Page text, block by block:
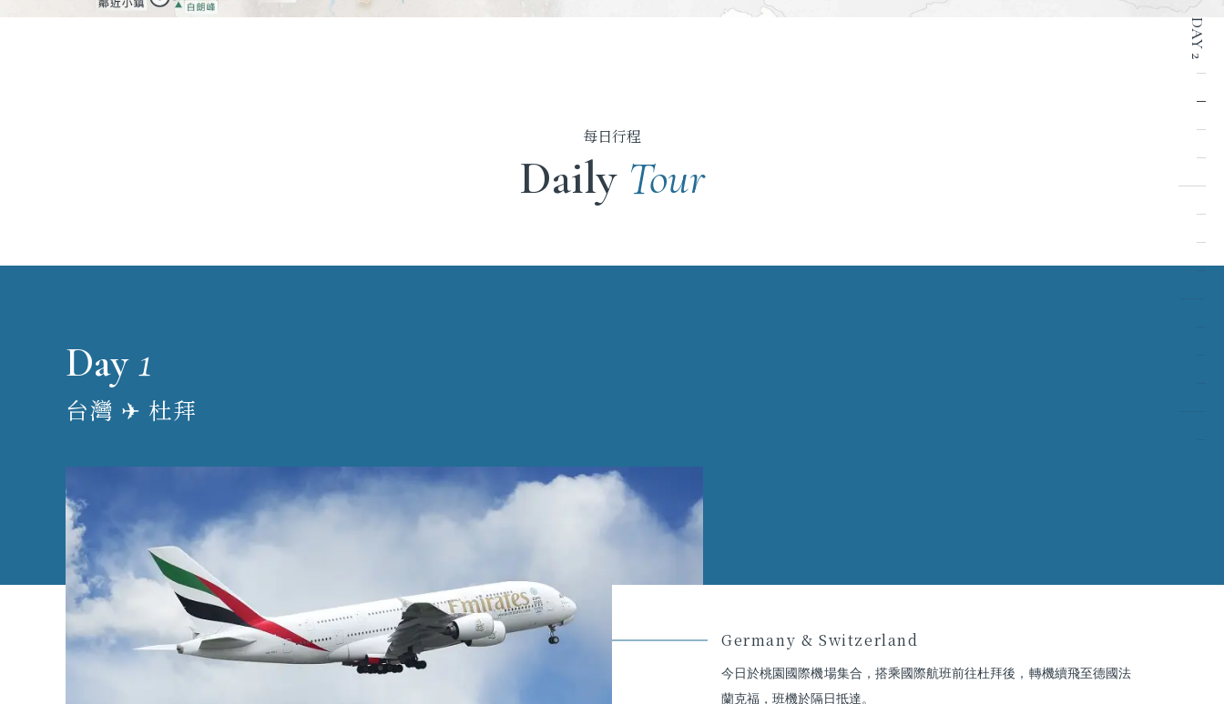
每日行程
Daily Tour
Day1
台灣 ✈︎ 杜拜
Germany & Switzerland
今日於桃園國際機場集合，搭乘國際航班前往杜拜後，轉機續飛至德國法
蘭克福，班機於隔日抵達。
DAY 2